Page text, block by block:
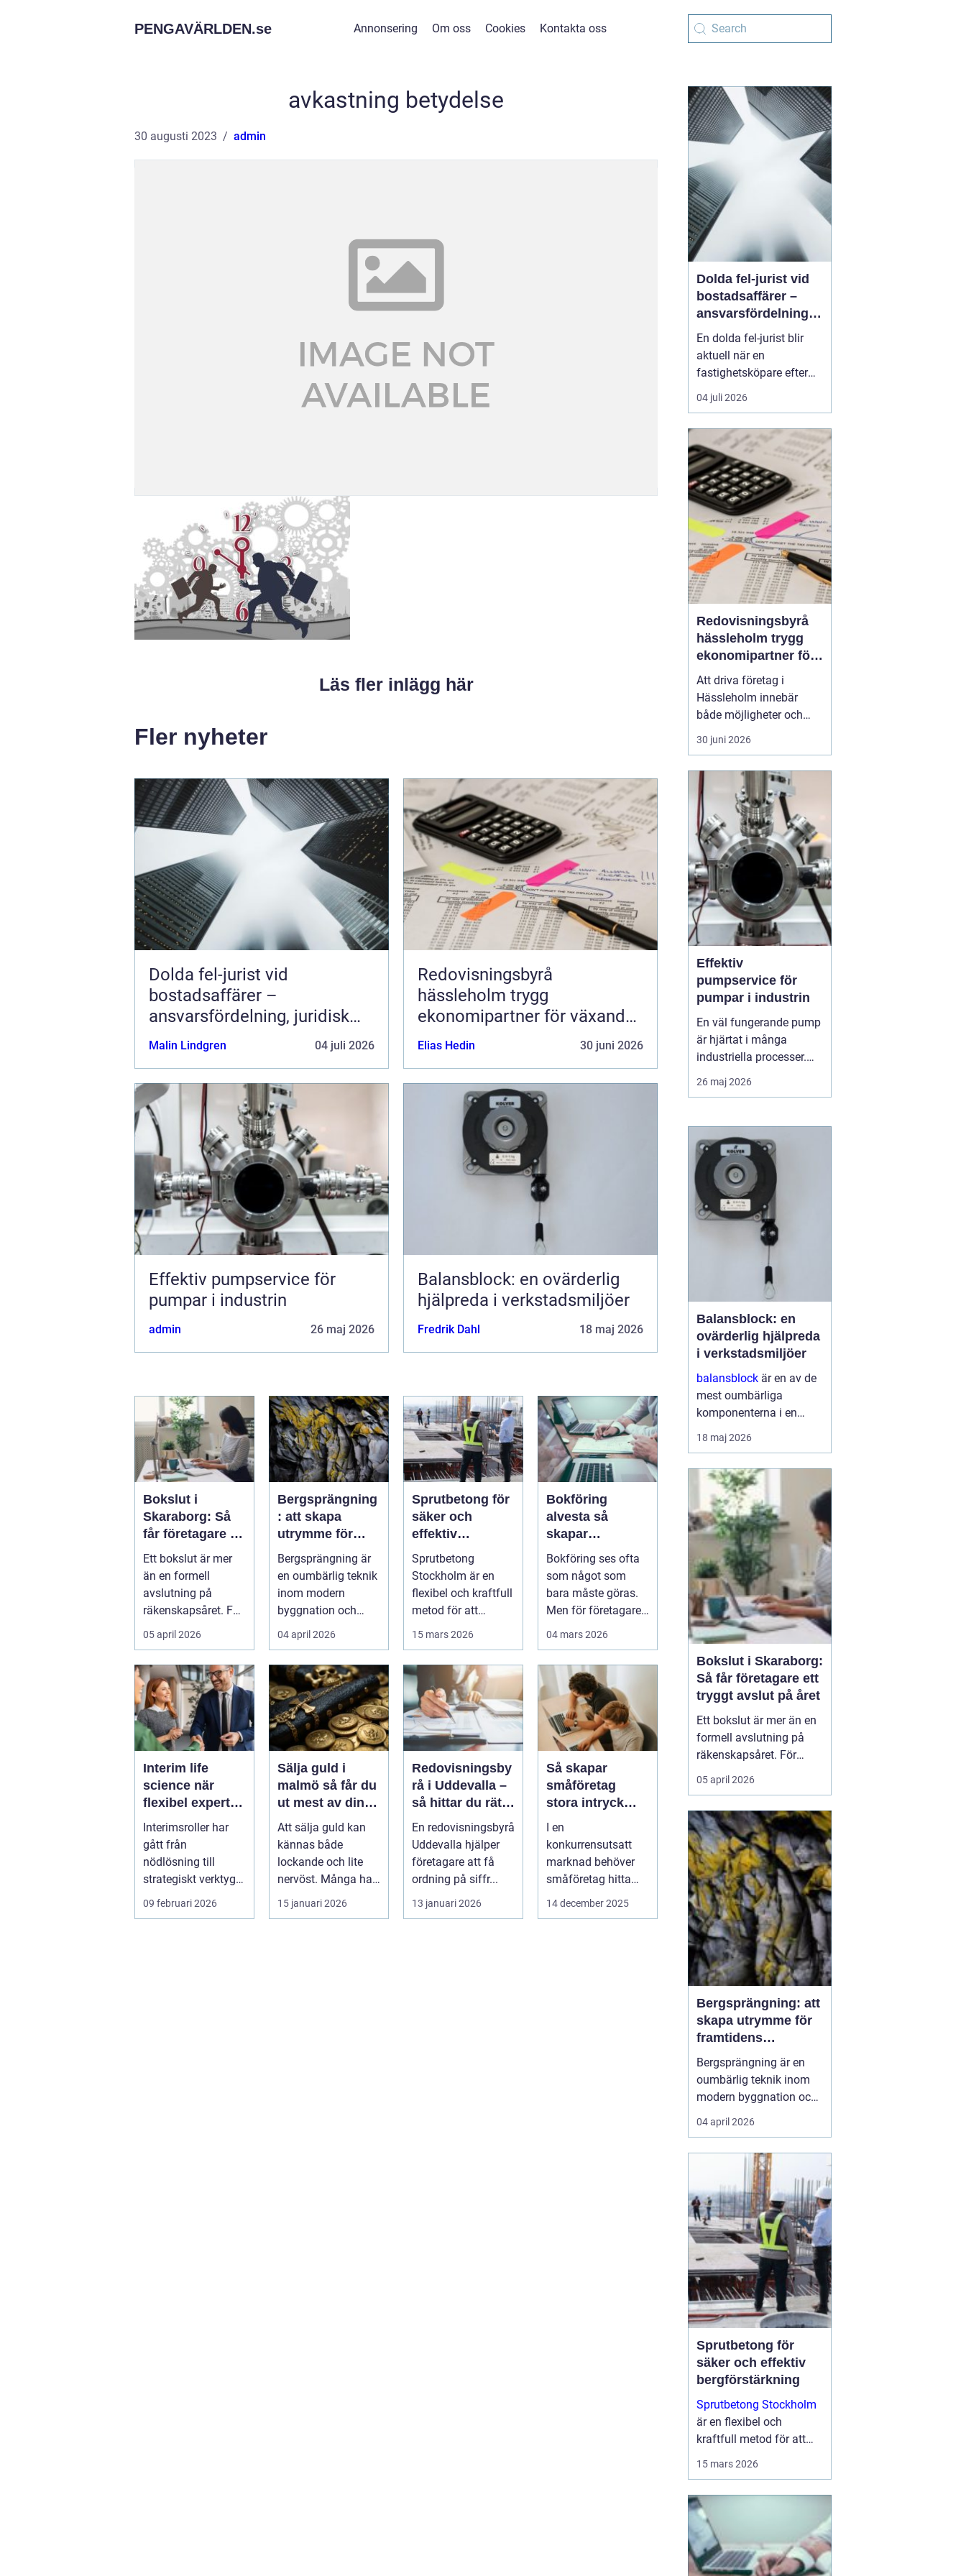
PENGAVÄRLDEN.se Annonsering Om oss Cookies Kontakta oss
avkastning betydelse
30 augusti 2023 admin
Läs fler inlägg här
Fler nyheter
Dolda fel-jurist vid
bostadsaffärer –
ansvarsfördelning, juridisk
prövning och hantering av
fastighetstvister
Malin Lindgren 04 juli 2026
Redovisningsbyrå
hässleholm trygg
ekonomipartner för växande
företag
Elias Hedin 30 juni 2026
Effektiv pumpservice för
pumpar i industrin
admin 26 maj 2026
Balansblock: en ovärderlig
hjälpreda i verkstadsmiljöer
Fredrik Dahl 18 maj 2026
Bokslut i
Skaraborg: Så
får företagare ett
tryggt avslut på
året
Ett bokslut är mer
än en formell
avslutning på
räkenskapsåret. För
05 april 2026
Bergsprängning
: att skapa
utrymme för
framtidens
infrastruktur
Bergsprängning är
en oumbärlig teknik
inom modern
byggnation och
infrastrukturella fr...
04 april 2026
Sprutbetong för
säker och
effektiv
bergförstärknin
g
Sprutbetong
Stockholm är en
flexibel och kraftfull
metod för att
15 mars 2026
Bokföring
alvesta så
skapar
företagare
trygghet och
kontroll i
vardagen
Bokföring ses ofta
som något som
bara måste göras.
Men för företagare i
04 mars 2026
Interim life
science när
flexibel expertis
avgör takten
Interimsroller har
gått från
nödlösning till
strategiskt verktyg i
många bolag inom
09 februari 2026
Sälja guld i
malmö så får du
ut mest av dina
värdesaker
Att sälja guld kan
kännas både
lockande och lite
nervöst. Många har
ärvda smycken,
gamla släktklenod...
15 januari 2026
Redovisningsby
rå i Uddevalla –
så hittar du rätt
stöd för
företagets
ekonomi
En redovisningsbyrå
Uddevalla hjälper
företagare att få
ordning på siffr...
13 januari 2026
Så skapar
småföretag
stora intryck
med kreativ
marknadsföring
I en
konkurrensutsatt
marknad behöver
småföretag hitta
sätt att sticka ut
14 december 2025
Dolda fel-jurist vid
bostadsaffärer –
ansvarsfördelning,
juridisk prövning
och hantering av
fastighetstvister
En dolda fel-jurist blir
aktuell när en
fastighetsköpare efter
tillträdet upptäcker
brister som inte varit
upptäcka vid köpet. Det
kan röra sig om
konstruktionsfel,
fuktproblem elle...
04 juli 2026
Redovisningsbyrå
hässleholm trygg
ekonomipartner för
växande företag
Att driva företag i
Hässleholm innebär
både möjligheter och
ansvar. Särskilt
ekonomin kräver
dag: verifikationer ska
bokföras, löner betalas
ut, skatter räknas ut och
rapporter lämnas in i tid.
Många företagare
märker förr eller s...
30 juni 2026
Effektiv
pumpservice för
pumpar i industrin
En väl fungerande pump
är hjärtat i många
industriella processer.
När flödet stannar,
stannar ofta hela
spelar regelbunden
pumpserv...
26 maj 2026
Balansblock: en
ovärderlig hjälpreda
i verkstadsmiljöer
balansblock är en av de
mest oumbärliga
komponenterna i en
effektivt fungerande
verkstad. De underlättar
operatörerna, utan
maximerar också
produktionseffektivi...
18 maj 2026
Bokslut i Skaraborg:
Så får företagare ett
tryggt avslut på året
Ett bokslut är mer än en
formell avslutning på
räkenskapsåret. För
företagare i Skaraborg
fungerar det som ett
verksamheten mår, vilka
satsningar som lönat sig
och var riskerna finns...
05 april 2026
Bergsprängning: att
skapa utrymme för
framtidens
infrastruktur
Bergsprängning är en
oumbärlig teknik inom
modern byggnation och
infrastrukturella
framsteg. När det krävs
berg för att bana väg för
vägar, tunnlar eller
fundament, så...
04 april 2026
Sprutbetong för
säker och effektiv
bergförstärkning
Sprutbetong Stockholm
är en flexibel och
kraftfull metod för att
15 mars 2026